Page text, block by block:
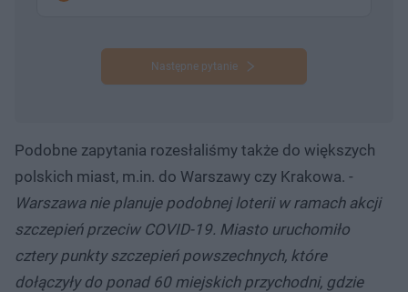
Następne pytanie
Podobne zapytania rozesłaliśmy także do większych
polskich miast, m.in. do Warszawy czy Krakowa. -
Warszawa nie planuje podobnej loterii w ramach akcji
szczepień przeciw COVID-19. Miasto uruchomiło
cztery punkty szczepień powszechnych, które
dołączyły do ponad 60 miejskich przychodni, gdzie